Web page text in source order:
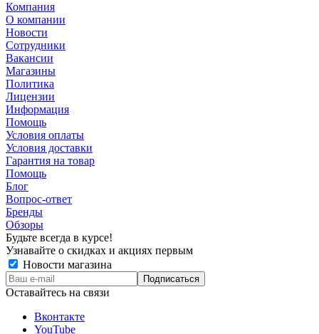
Компания
О компании
Новости
Сотрудники
Вакансии
Магазины
Политика
Лицензии
Информация
Помощь
Условия оплаты
Условия доставки
Гарантия на товар
Помощь
Блог
Вопрос-ответ
Бренды
Обзоры
Будьте всегда в курсе!
Узнавайте о скидках и акциях первым
Новости магазина
Оставайтесь на связи
Вконтакте
YouTube